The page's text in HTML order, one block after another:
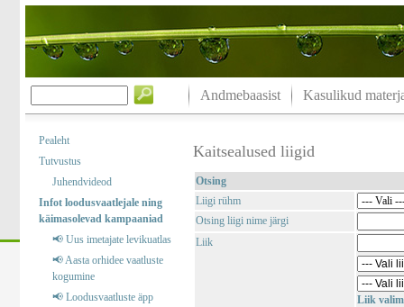
Andmebaasist Kasulikud
Pealeht
Tutvustus
Juhendvideod
Infot loodusvaatlejale ning
käimasolevad kampaaniad
📢 Uus imetajate levikuatlas
📢 Aasta orhidee vaatluste
kogumine
📢 Loodusvaatluste äpp
Kaitsealused liigid
Otsing
Liigi rühm
Otsing liigi nime järgi
Liik
Liik